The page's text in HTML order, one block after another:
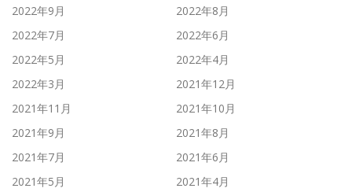
2022年9月
2022年8月
2022年7月
2022年6月
2022年5月
2022年4月
2022年3月
2021年12月
2021年11月
2021年10月
2021年9月
2021年8月
2021年7月
2021年6月
2021年5月
2021年4月